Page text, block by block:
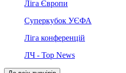
Ліга Європи
Суперкубок УЄФА
Ліга конференцій
ЛЧ - Top News